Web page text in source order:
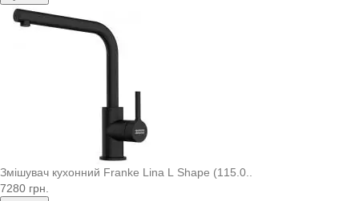
Змішувач кухонний Franke Lina L Shape (115.0..
7280 грн.